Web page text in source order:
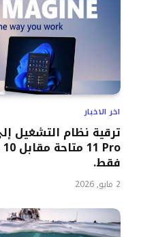
اخر الاخبار
فقط.
2 مايو, 2026